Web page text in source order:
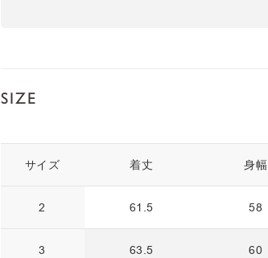
SIZE
サイズ
2
3
着丈 身幅
61.5 58
63.5 60